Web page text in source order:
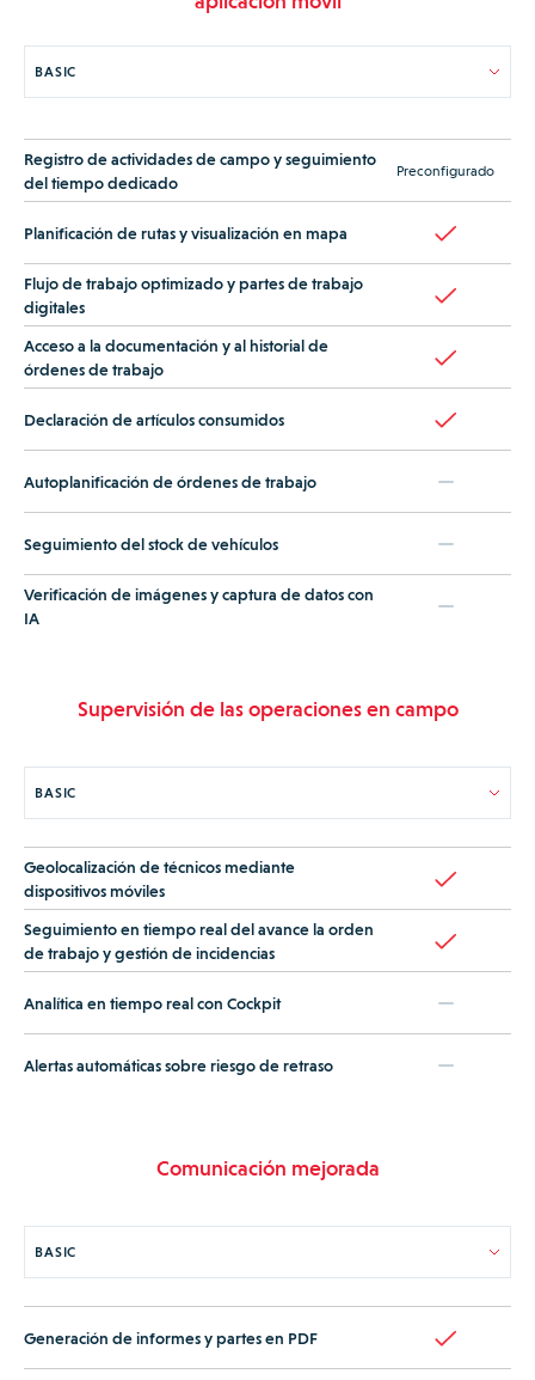
Registro de actividades de campo y seguimiento
del tiempo dedicado
Preconfigurado
Planificación de rutas y visualización en mapa
Flujo de trabajo optimizado y partes de trabajo
digitales
Acceso a la documentación y al historial de
órdenes de trabajo
Declaración de artículos consumidos
Autoplanificación de órdenes de trabajo
Seguimiento del stock de vehículos
Verificación de imágenes y captura de datos con
IA
Supervisión de las operaciones en campo
Geolocalización de técnicos mediante
dispositivos móviles
Seguimiento en tiempo real del avance la orden
de trabajo y gestión de incidencias
Analítica en tiempo real con Cockpit
Alertas automáticas sobre riesgo de retraso
Comunicación mejorada
Generación de informes y partes en PDF